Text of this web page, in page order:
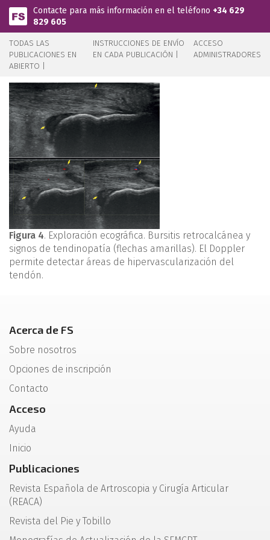
Pasar al contenido principal
Contacte para más información en el teléfono +34 629
829 605
TODAS LAS
PUBLICACIONES EN
ABIERTO |
INSTRUCCIONES DE ENVÍO
EN CADA PUBLICACIÓN |
ACCESO
ADMINISTRADORES
Figura 4. Exploración ecográfica. Bursitis retrocalcánea y
signos de tendinopatía (flechas amarillas). El Doppler
permite detectar áreas de hipervascularización del
tendón.
Acerca de FS
Sobre nosotros
Opciones de inscripción
Contacto
Acceso
Ayuda
Inicio
Publicaciones
Revista Española de Artroscopia y Cirugía Articular
(REACA)
Revista del Pie y Tobillo